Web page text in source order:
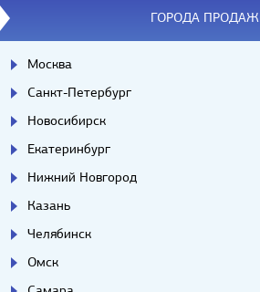
ГОРОДА
Москва
Санкт-Петербург
Новосибирск
Екатеринбург
Нижний Новгород
Казань
Челябинск
Омск